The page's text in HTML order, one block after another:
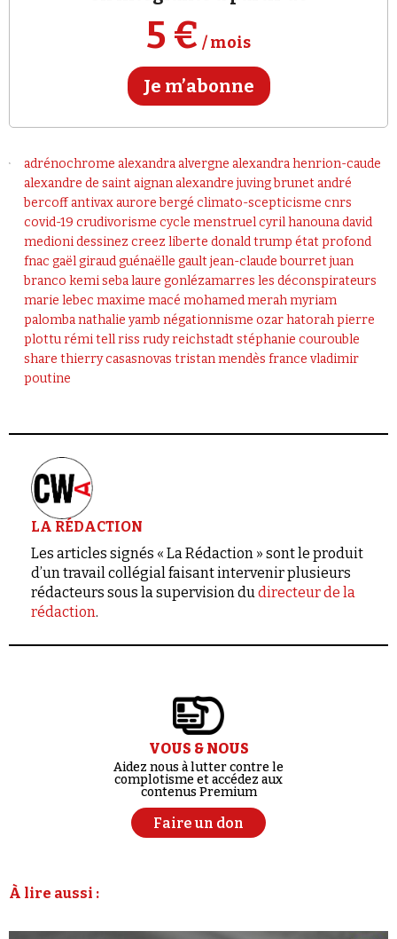
Se connecter
5 € / mois
Je m’abonne
adrénochrome alexandra alvergne alexandra henrion-caude
alexandre de saint aignan alexandre juving brunet andré
bercoff antivax aurore bergé climato-scepticisme cnrs
covid-19 crudivorisme cycle menstruelcyril hanounadavid
medionidessinez creez liberte donald trump état profond
fnac gaël giraudguénaëlle gaultjean-claude bourretjuan
branco kemi sebalaure gonlézamarres les déconspirateurs
marie lebec maxime macé mohamed merahmyriam
palombanathalie yamb négationnisme ozar hatorahpierre
plotturémi tellriss rudy reichstadtstéphanie courouble
share thierry casasnovas tristan mendès france vladimir
poutine
LA RÉDACTION
Les articles signés « La Rédaction » sont le produit
d’un travail collégial faisant intervenir plusieurs
rédacteurs sous la supervision dudirecteur de la
rédaction.
VOUS & NOUS
Aidez nous à lutter contre le
complotisme et accédez aux
contenus Premium
Faire un don
À lire aussi :